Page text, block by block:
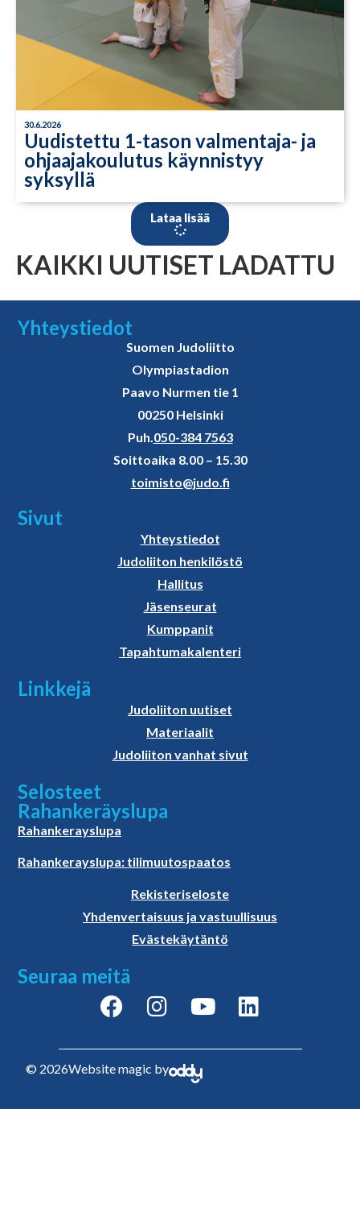
30.6.2026
Uudistettu 1-tason valmentaja- ja
ohjaajakoulutus käynnistyy
syksyllä
Lataa lisää
KAIKKI UUTISET LADATTU
Yhteystiedot
Suomen Judoliitto
Olympiastadion
Paavo Nurmen tie 1
00250 Helsinki
Puh.050-384 7563
Soittoaika 8.00 – 15.30
toimisto@judo.fi
Sivut
Yhteystiedot
Judoliiton henkilöstö
Hallitus
Jäsenseurat
Kumppanit
Tapahtumakalenteri
Linkkejä
Judoliiton uutiset
Materiaalit
Judoliiton vanhat sivut
Selosteet
Rahankeräyslupa
Rahankerayslupa
Rahankerayslupa: tilimuutospaatos
Rekisteriseloste
Yhdenvertaisuus ja vastuullisuus
Evästekäytäntö
Seuraa meitä
© 2026Website magic by